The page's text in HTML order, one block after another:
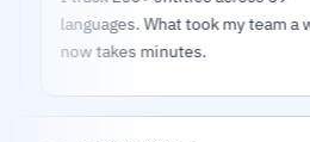
languages. What took my team a week
now takes minutes.